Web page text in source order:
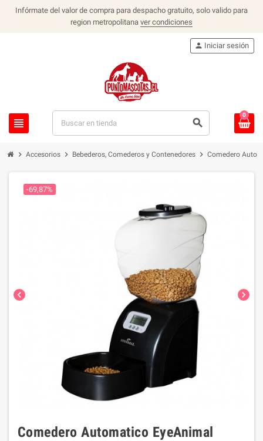
Infórmate del valor de compra para despacho gratuito, solo valido para
region metropolitana ver condiciones
view_headline search
person Iniciar sesión
0
chevron_right Accesorios chevron_right Bebederos, Comederos y Contenedores chevron_right Comedero
chevron_left chevron_right
-69,87%
Comedero Automatico EyeAnimal